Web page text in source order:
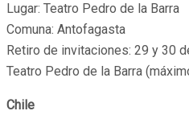
Lugar: Teatro Pedro de la Barra
Comuna: Antofagasta
Retiro de invitaciones: 29 y 30
Teatro Pedro de la Barra
Chile